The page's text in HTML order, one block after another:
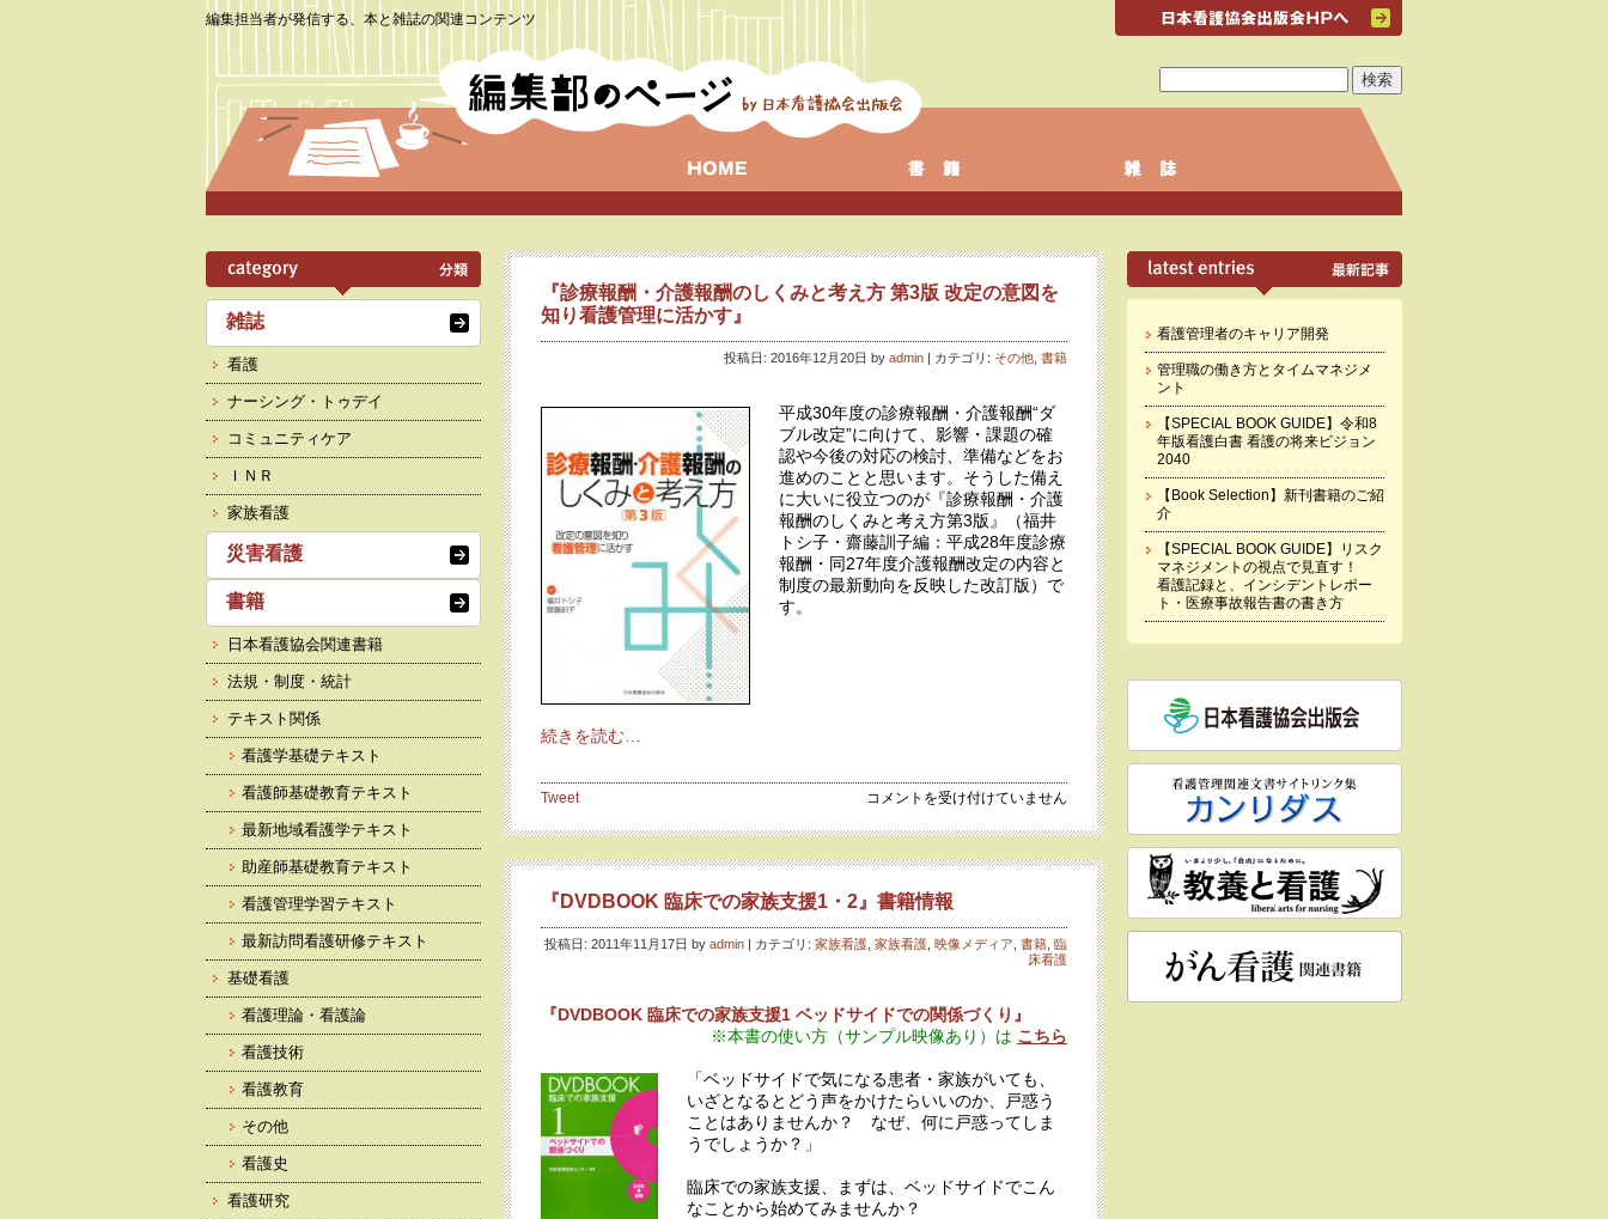
編集担当者が発信する、本と雑誌の関連コンテンツ
『診療報酬・介護報酬のしくみと考え方 第3版 改定の意図を
知り看護管理に活かす』
投稿日: 2016年12月20日 by admin | カテゴリ: その他 書籍
平成30年度の診療報酬・介護報酬“ダ
ブル改定”に向けて、影響・課題の確
認や今後の対応の検討、準備などをお
進めのことと思います。そうした備え
に大いに役立つのが『診療報酬・介護
報酬のしくみと考え方第3版』（福井
トシ子・齋藤訓子編：平成28年度診療
報酬・同27年度介護報酬改定の内容と
制度の最新動向を反映した改訂版）で
す。
続きを読む…
Tweet
『診
報
酬・
護
報
酬
く
み
考
え
方
版
改
コメントを受け付けていません
『DVDBOOK 臨床での家族支援1・2』書籍情報
投稿日: 2011年11月17日 by admin | カテゴリ: 家族看護 家族看護 映像メディア 書籍 臨
床看護
『DVDBOOK 臨床での家族支援1 ベッドサイドでの関係づくり』
※本書の使い方（サンプル映像あり）は こちら
「ベッドサイドで気になる患者・家族がいても、
いざとなるとどう声をかけたらいいのか、戸惑う
ことはありませんか？ なぜ、何に戸惑ってしま
うでしょうか？」
臨床での家族支援、まずは、ベッドサイドでこん
なことから始めてみませんか？
雑誌
看護
ナーシング・トゥデイ
コミュニティケア
ＩＮＲ
家族看護
災害看護
書籍
日本看護協会関連書籍
法規・制度・統計
テキスト関係
看護学基礎テキスト
看護師基礎教育テキスト
最新地域看護学テキスト
助産師基礎教育テキスト
看護管理学習テキスト
最新訪問看護研修テキスト
基礎看護
看護理論・看護論
看護技術
看護教育
その他
看護史
看護研究
看護管理者のキャリア開発
管理職の働き方とタイムマネジメ
ント
【SPECIAL BOOK GUIDE】令和8
年版看護白書 看護の将来ビジョン
2040
【Book Selection】新刊書籍のご紹
介
【SPECIAL BOOK GUIDE】リスク
マネジメントの視点で見直す！
看護記録と、インシデントレポー
ト・医療事故報告書の書き方